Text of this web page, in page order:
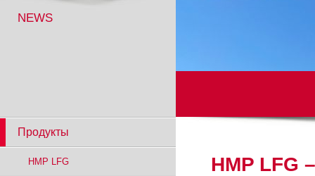
NEWS
Продукты
HMP LFG
HMP LFG